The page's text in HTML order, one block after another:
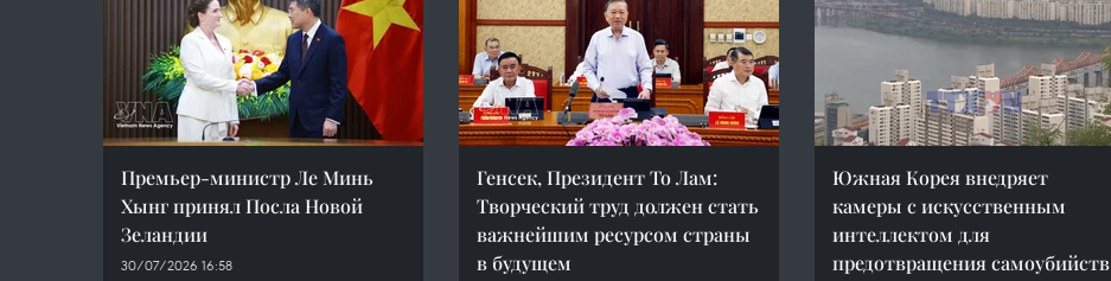
Премьер-министр Ле Минь
Хынг принял Посла Новой
Зеландии
30/07/2026 16:58
Генсек, Президент То Лам:
Творческий труд должен стать
важнейшим ресурсом страны
в будущем
Южная Корея внедряет
камеры с искусственным
интеллектом для
предотвращения самоубийств